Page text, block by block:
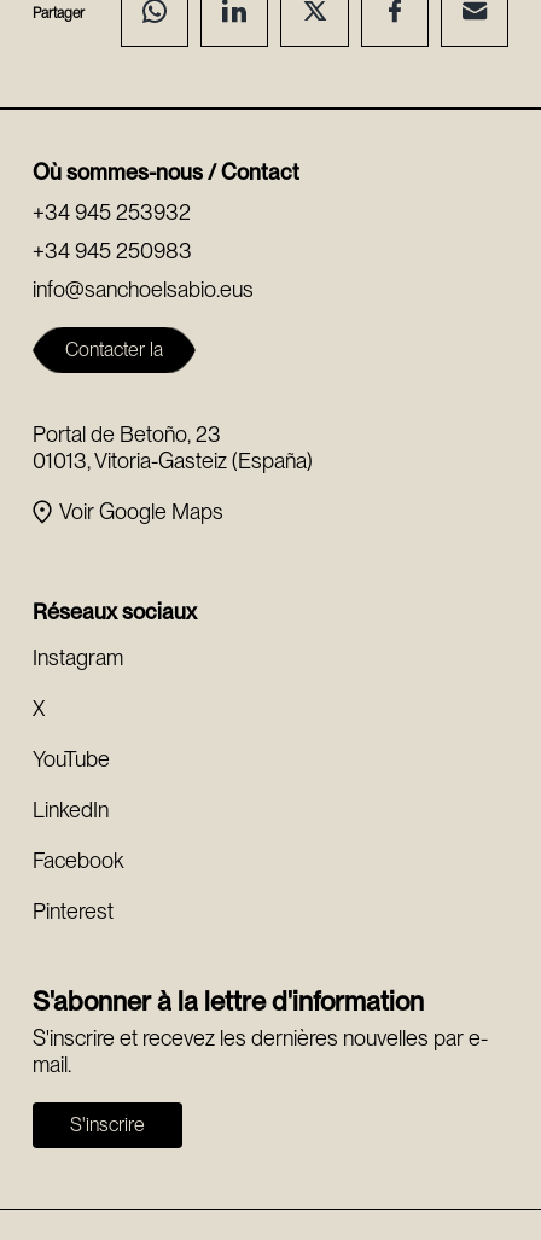
Partager
Où sommes-nous / Contact
+34 945 253932
+34 945 250983
info@sanchoelsabio.eus
Contacter la
Portal de Betoño, 23
01013, Vitoria-Gasteiz (España)
Voir Google Maps
Réseaux sociaux
Instagram
X
YouTube
LinkedIn
Facebook
Pinterest
S'abonner à la lettre d'information
S'inscrire et recevez les dernières nouvelles par e-
mail.
S'inscrire